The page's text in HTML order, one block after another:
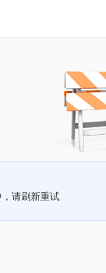
请刷新重试